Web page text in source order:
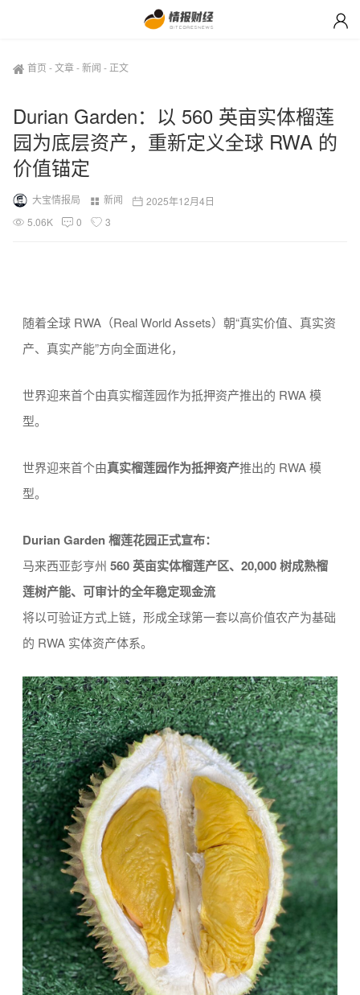
首页 -文章-新闻 - 正文
Durian Garden：以 560 英亩实体榴莲
园为底层资产，重新定义全球 RWA 的
价值锚定
大宝情报局 新闻
2025年12月4日
5.06K
0 3
随着全球 RWA（Real World Assets）朝“真实价值、真实资
产、真实产能”方向全面进化，
世界迎来首个由真实榴莲园作为抵押资产推出的 RWA 模
型。
世界迎来首个由真实榴莲园作为抵押资产推出的 RWA 模
型。
Durian Garden 榴莲花园正式宣布：
马来西亚彭亨州560 英亩实体榴莲产区、20,000 树成熟榴
莲树产能、可审计的全年稳定现金流
将以可验证方式上链，形成全球第一套以高价值农产为基础
的 RWA 实体资产体系。